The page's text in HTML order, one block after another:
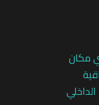
مكان